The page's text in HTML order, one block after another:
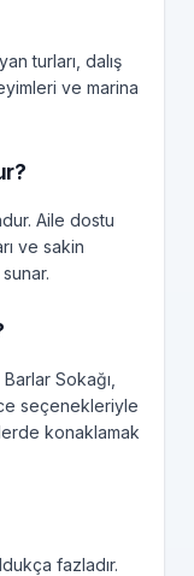
turları, dalış
ve marina
Aile dostu
ve sakin
Sokağı,
seçenekleriyle
konaklamak
fazladır.